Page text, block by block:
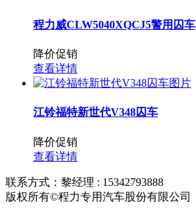
程力威CLW5040XQCJ5警用囚车
降价促销
查看详情
江铃福特新世代V348囚车
降价促销
查看详情
联系方式：黎经理 : 15342793888
版权所有©程力专用汽车股份有限公司